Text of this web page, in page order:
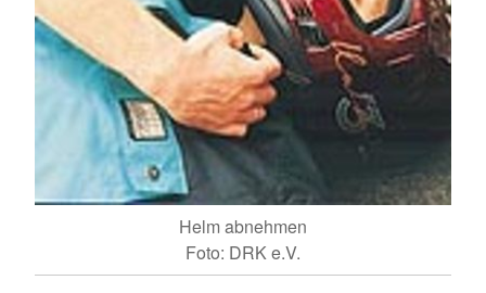
Helm abnehmen
Foto: DRK e.V.